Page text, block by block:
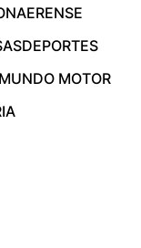
DEPORTES
MOTOR